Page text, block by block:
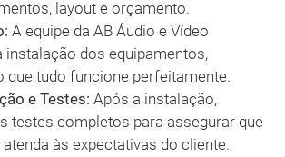
layout e orçamento.
A equipe da AB Áudio e Vídeo
instalação dos equipamentos,
que tudo funcione perfeitamente.
e Testes: Após a instalação,
testes completos para assegurar que
às expectativas do cliente.